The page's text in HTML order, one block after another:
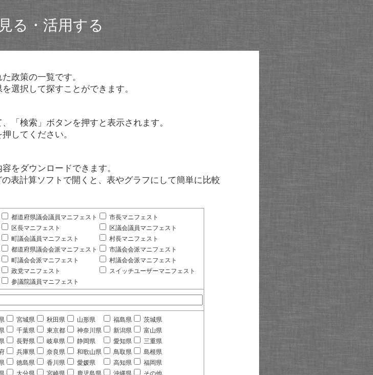
る・活用する
政策の一覧です。
選択して探すことができます。
「検索」ボタンを押すと表示されます。
してください。
をダウンロードできます。
表計算ソフトで開くと、表やグラフにして簡単に比較
都道府県議会議員マニフェスト
市長マニフェスト
区長マニフェスト
区議会議員マニフェスト
町議会議員マニフェスト
村長マニフェスト
都道府県議会会派マニフェスト
市議会会派マニフェスト
町議会会派マニフェスト
村議会会派マニフェスト
政党マニフェスト
スイッチユーザーマニフェスト
参議院議員マニフェスト
宮城県 秋田県 山形県 福島県
茨城県
千葉県 東京都 神奈川県 新潟県
富山県
長野県 岐阜県 静岡県 愛知県
三重県
兵庫県 奈良県 和歌山県 鳥取県
島根県
徳島県 香川県 愛媛県 高知県
福岡県
大分県 宮崎県 鹿児島県 沖縄県 その他